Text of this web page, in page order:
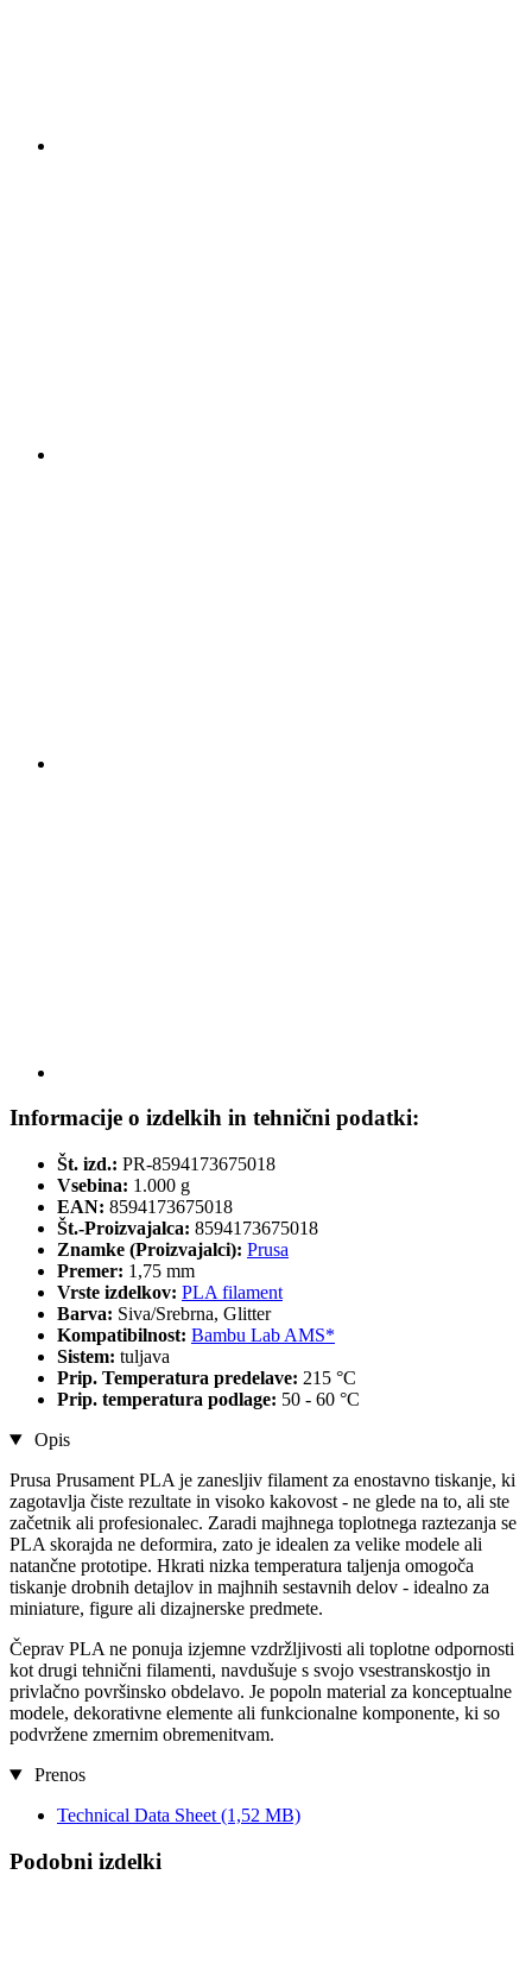
Informacije o izdelkih in tehnični podatki:
Št. izd.: PR-8594173675018
Vsebina: 1.000 g
EAN: 8594173675018
Št.-Proizvajalca: 8594173675018
Znamke (Proizvajalci): Prusa
Premer: 1,75 mm
Vrste izdelkov: PLA filament
Barva: Siva/Srebrna, Glitter
Kompatibilnost: Bambu Lab AMS*
Sistem: tuljava
Prip. Temperatura predelave: 215 °C
Prip. temperatura podlage: 50 - 60 °C
Opis
Prusa Prusament PLA je zanesljiv filament za enostavno tiskanje, ki
zagotavlja čiste rezultate in visoko kakovost - ne glede na to, ali ste
začetnik ali profesionalec. Zaradi majhnega toplotnega raztezanja se
PLA skorajda ne deformira, zato je idealen za velike modele ali
natančne prototipe. Hkrati nizka temperatura taljenja omogoča
tiskanje drobnih detajlov in majhnih sestavnih delov - idealno za
miniature, figure ali dizajnerske predmete.
Čeprav PLA ne ponuja izjemne vzdržljivosti ali toplotne odpornosti
kot drugi tehnični filamenti, navdušuje s svojo vsestranskostjo in
privlačno površinsko obdelavo. Je popoln material za konceptualne
modele, dekorativne elemente ali funkcionalne komponente, ki so
podvržene zmernim obremenitvam.
Prenos
Technical Data Sheet (1,52 MB)
Podobni izdelki